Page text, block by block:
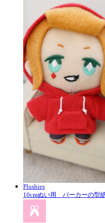
Plushies
10cmぬい用 パーカーの型